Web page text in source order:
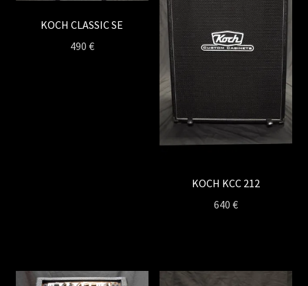
KOCH CLASSIC SE
490 €
KOCH KCC 212
640€